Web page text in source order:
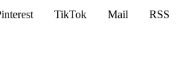
TikTok Mail
RSS